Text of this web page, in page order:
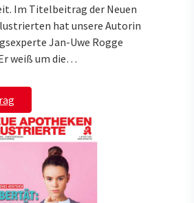
Im Titelbeitrag der Neuen
hat unsere Autorin
Jan-Uwe Rogge
weiß um die…